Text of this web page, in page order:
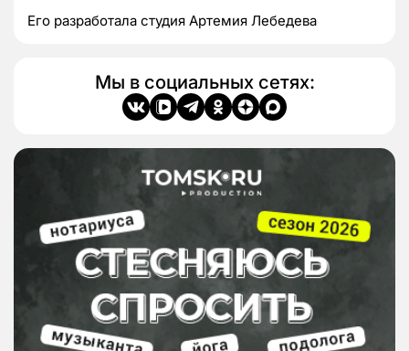
Его разработала студия Артемия Лебедева
Мы в социальных сетях: